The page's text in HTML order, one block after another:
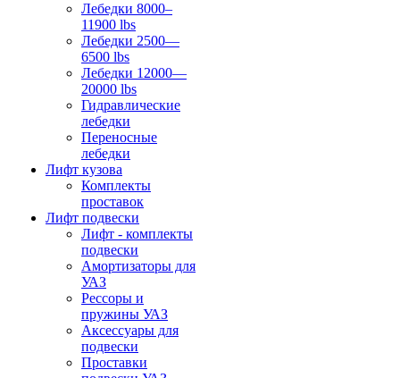
Лебедки 8000–
11900 lbs
Лебедки 2500—
6500 lbs
Лебедки 12000—
20000 lbs
Гидравлические
лебедки
Переносные
лебедки
Лифт кузова
Комплекты
проставок
Лифт подвески
Лифт - комплекты
подвески
Амортизаторы для
УАЗ
Рессоры и
пружины УАЗ
Аксессуары для
подвески
Проставки